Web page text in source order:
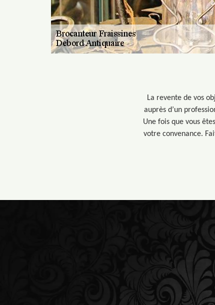
La revente de vos
auprès d’un
Une fois que vous
votre convenance.